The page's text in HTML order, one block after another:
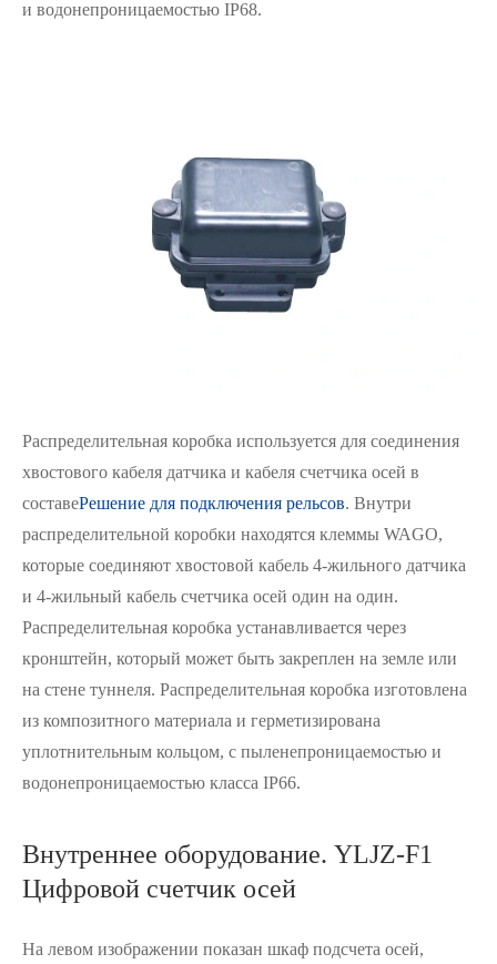
и водонепроницаемостью IP68.
Распределительная коробка используется для соединения
хвостового кабеля датчика и кабеля счетчика осей в
составеРешение для подключения рельсов. Внутри
распределительной коробки находятся клеммы WAGO,
которые соединяют хвостовой кабель 4-жильного датчика
и 4-жильный кабель счетчика осей один на один.
Распределительная коробка устанавливается через
кронштейн, который может быть закреплен на земле или
на стене туннеля. Распределительная коробка изготовлена
из композитного материала и герметизирована
уплотнительным кольцом, с пыленепроницаемостью и
водонепроницаемостью класса IP66.
Внутреннее оборудование. YLJZ-F1
Цифровой счетчик осей
На левом изображении показан шкаф подсчета осей,